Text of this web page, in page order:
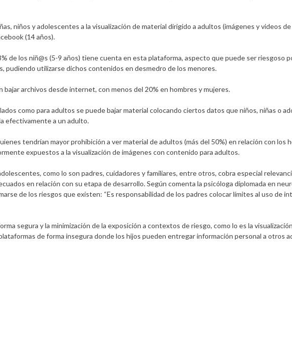
niños y adolescentes a la visualización de material dirigido a adultos (imágenes y videos
(14 años).
de los niñ@s (5-9 años) tiene cuenta en esta plataforma, aspecto que puede ser riesgoso
pudiendo utilizarse dichos contenidos en desmedro de los menores.
archivos desde internet, con menos del 20% en hombres y mujeres.
como para adultos se puede bajar material colocando ciertos datos que niños, niñas o
efectivamente a un adulto.
tendrían mayor prohibición a ver material de adultos (más del 50%) en relación con los
expuestos a la visualización de imágenes con contenido para adultos.
como lo son padres, cuidadores y familiares, entre otros, cobra especial
en relación con su etapa de desarrollo. Según comenta la psicóloga diplomada en
de los riesgos que existen: “Es responsabilidad de los padres colocar límites al uso de
segura y la minimización de la exposición a contextos de riesgo, como lo es la
de forma insegura donde los hijos pueden entregar información personal a otros